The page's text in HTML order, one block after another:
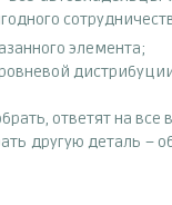
элемента;
ответят на все
другую деталь